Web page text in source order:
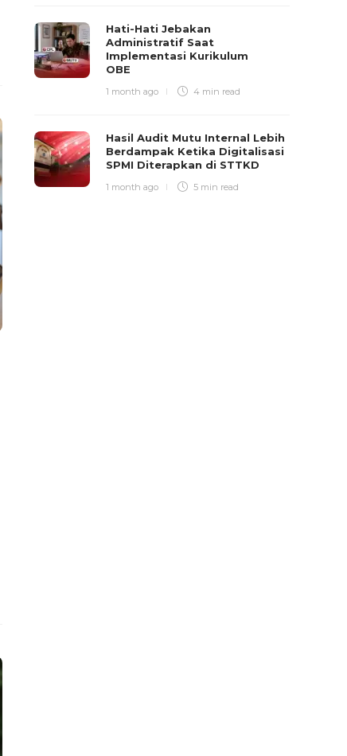
Hati-Hati Jebakan
Administratif Saat
Implementasi Kurikulum
OBE
1 month ago 4 min read
Hasil Audit Mutu Internal Lebih
Berdampak Ketika Digitalisasi
SPMI Diterapkan di STTKD
1 month ago 5 min read